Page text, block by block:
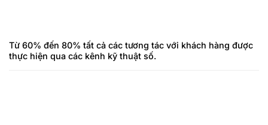
Từ 60% đến 80% tất cả các tương tác với khách hàng được
thực hiện qua các kênh kỹ thuật số.